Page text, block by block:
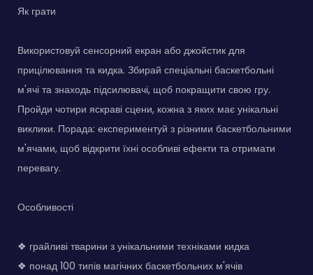
Як грати
Використовуй сенсорний екран або джойстик для
прицілювання та кидка. Збирай спеціальні баскетбольні
м'ячі та знаходь підсилювачі, щоб покращити свою гру.
Пройди чотири яскраві сцени, кожна з яких має унікальні
виклики. Порада: експериментуй з різними баскетбольними
м'ячами, щоб відкрити їхні особливі ефекти та отримати
перевагу.
Особливості
❖ грайливі тварини з унікальними техніками кидка
❖ понад 100 типів магічних баскетбольних м'ячів